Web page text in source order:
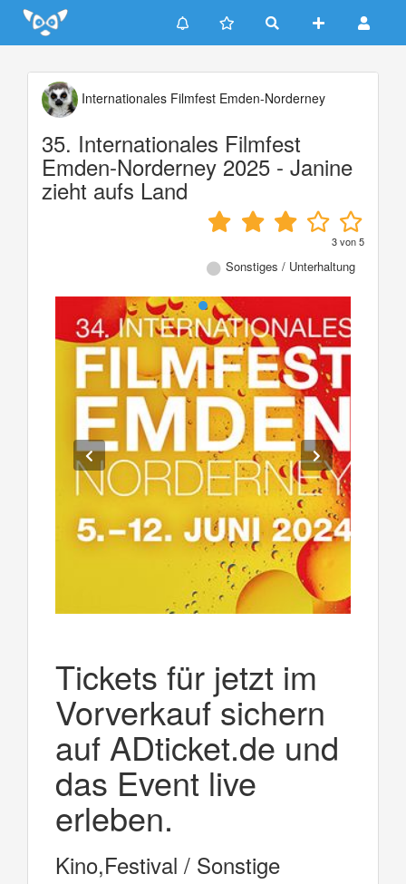
Update cookies preferences
Internationales Filmfest Emden-Norderney
35. Internationales Filmfest
Emden-Norderney 2025 - Janine
zieht aufs Land
3von5
Sonstiges / Unterhaltung
Tickets für jetzt im
Vorverkauf sichern
auf ADticket.de und
das Event live
erleben.
Kino,Festival / Sonstige